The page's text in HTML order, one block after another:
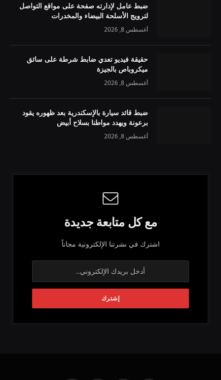
ضبط عامل لإدارته صفحة على مواقع التواصل
لترويج الأسلحة البيضاء والمخدرات
أغسطس 8, 2026
حقيقة فيديو تعدي ضابط شرطة على سائق
ميكروباص بالجيزة
أغسطس 8, 2026
ضبط قائد سيارة بالإسكندرية بعد ظهوره يقود
برعونة ويهدد مواطنا بسلاح أبيض
أغسطس 8, 2026
مع كل متابعة جديدة
اشترك في نشرتنا الإلكترونية مجاناً